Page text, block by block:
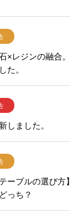
×レジンの融合
た。
しました。
ーブルの選び
っち？